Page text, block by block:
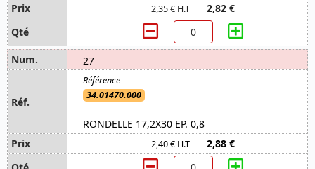
2,35 € H.T 2,82 €
27
34.01470.000
RONDELLE 17,2X30 EP. 0,8
2,40 € H.T 2,88 €